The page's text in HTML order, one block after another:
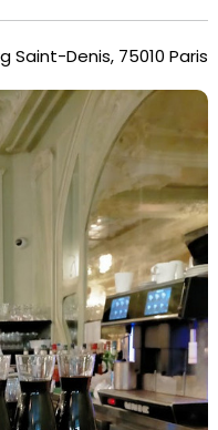
Saint-Denis, 75010 Paris